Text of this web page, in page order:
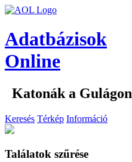
Adatbázisok
Online
Katonák a Gulágon
Keresés Térkép Információ
Találatok szűrése